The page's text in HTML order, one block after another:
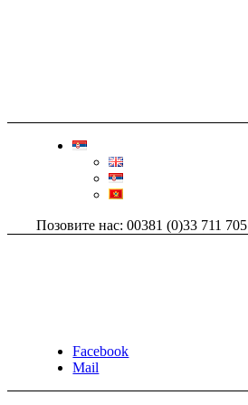
Позовите нас: 00381 (0)33 711 705
Facebook
Mail